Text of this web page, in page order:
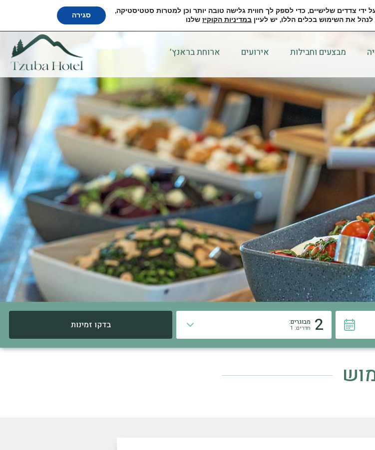
מבצעים וחבילות אירועים ארוחת בראנץ’
2 מבוגרים:
חדרים: 1
ידי צדדים שלישיים, כדי לספק לך חווית גלישה טובה יותר וכן למטרות סטטיסטיקה,
את השימוש בכלים הללו, יש לעיין במדיניות הקוקיז שלנו סגירה